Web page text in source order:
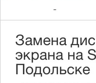
-
Замена
экрана на
Подольске